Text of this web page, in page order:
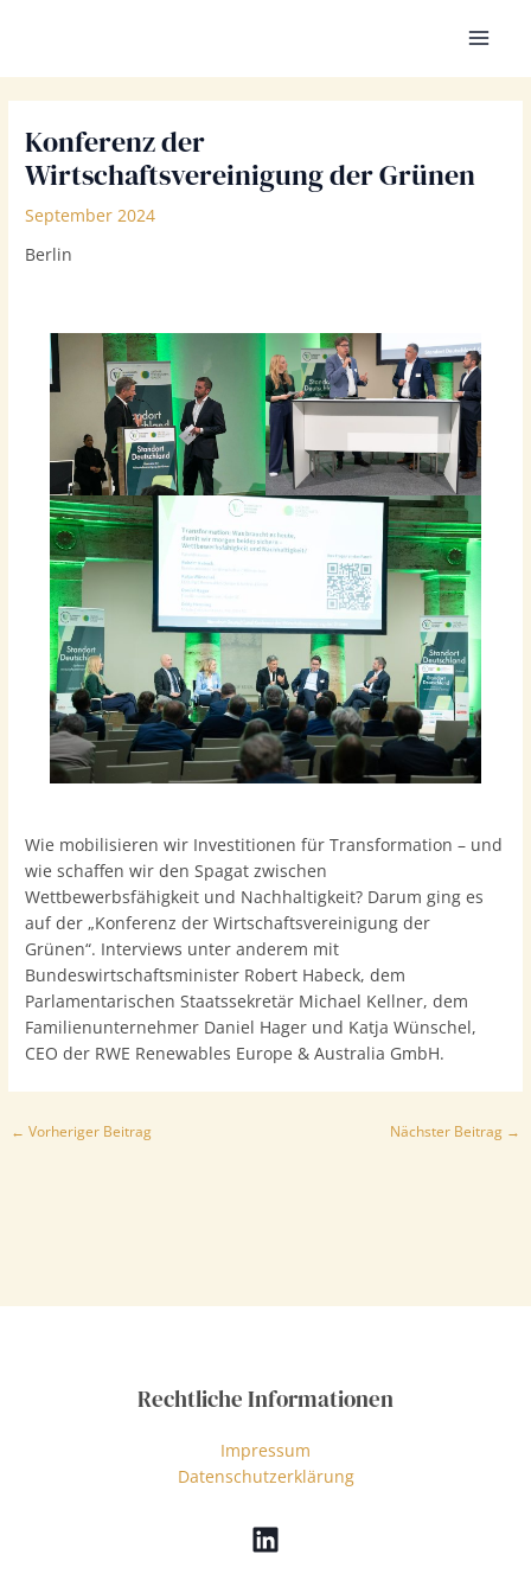
Konferenz der
Wirtschaftsvereinigung der Grünen
September 2024
Berlin
Wie mobilisieren wir Investitionen für Transformation – und
wie schaffen wir den Spagat zwischen
Wettbewerbsfähigkeit und Nachhaltigkeit? Darum ging es
auf der „Konferenz der Wirtschaftsvereinigung der
Grünen“. Interviews unter anderem mit
Bundeswirtschaftsminister Robert Habeck, dem
Parlamentarischen Staatssekretär Michael Kellner, dem
Familienunternehmer Daniel Hager und Katja Wünschel,
CEO der RWE Renewables Europe & Australia GmbH.
Beitragsnavigation
← Vorheriger Beitrag Nächster Beitrag →
Rechtliche Informationen
Impressum
Datenschutzerklärung